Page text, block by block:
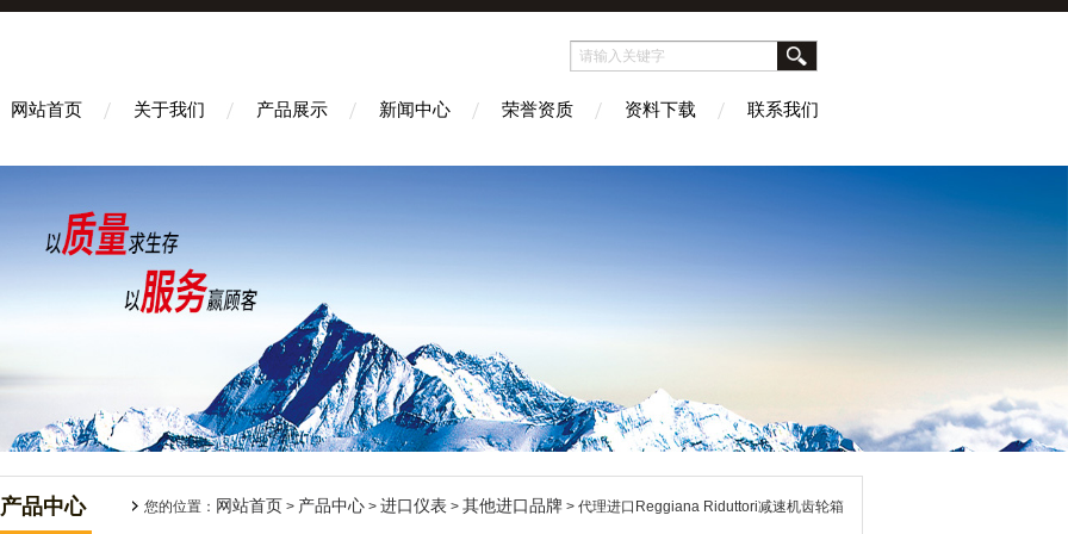
网站首页 关于我们 产品展示 新闻中心 荣誉资质 资料下载 联系我们
产品中心 您的位置： 网站首页 > 产品中心 > 进口仪表 > 其他进口品牌 > 代理进口Reggiana Riduttori减速机齿轮箱